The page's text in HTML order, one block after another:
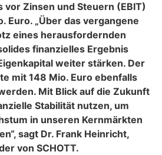
vor Zinsen und Steuern (EBIT)
Euro. „Über das vergangene
eines herausfordernden
finanzielles Ergebnis
weiter stärken. Der
mit 148 Mio. Euro ebenfalls
Mit Blick auf die Zukunft
Stabilität nutzen, um
in unseren Kernmärkten
sagt Dr. Frank Heinricht,
von SCHOTT.